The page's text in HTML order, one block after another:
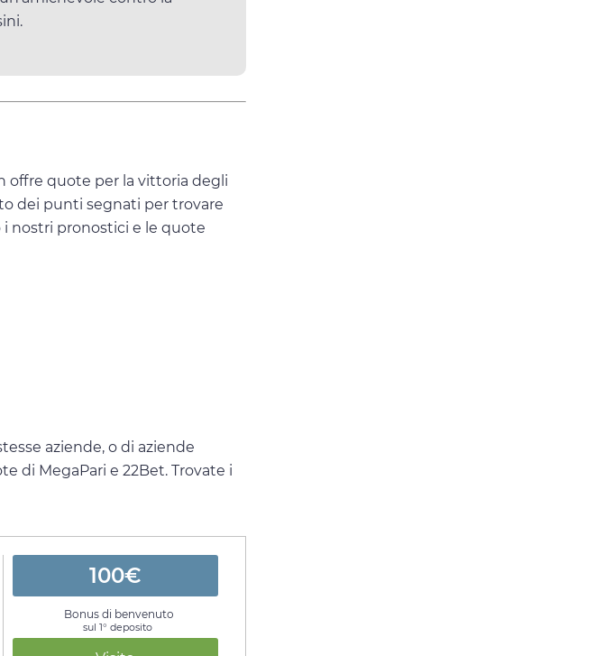
offre quote per la vittoria degli
dei punti segnati per trovare
nostri pronostici e le quote
aziende, o di aziende
di MegaPari e 22Bet. Trovate i
100€
Bonus di benvenuto
sul 1° deposito